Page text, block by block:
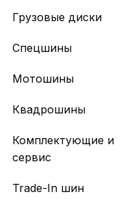
Грузовые диски
Спецшины
Мотошины
Квадрошины
Комплектующие и
сервис
Trade-In шин